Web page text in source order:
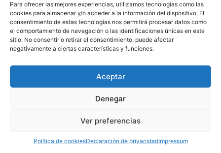
Para ofrecer las mejores experiencias, utilizamos tecnologías como las
cookies para almacenar y/o acceder a la información del dispositivo. El
consentimiento de estas tecnologías nos permitirá procesar datos como
el comportamiento de navegación o las identificaciones únicas en este
sitio. No consentir o retirar el consentimiento, puede afectar
negativamente a ciertas características y funciones.
Aceptar
Denegar
Ver preferencias
Política de cookiesDeclaración de privacidadImpressum
Política de Cookies
Aviso Legal
910 607 564
derechos reservados